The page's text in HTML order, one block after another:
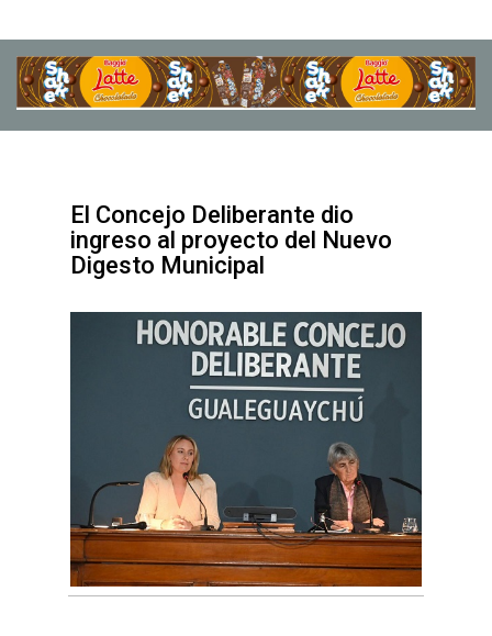
El Concejo Deliberante dio
ingreso al proyecto del Nuevo
Digesto Municipal